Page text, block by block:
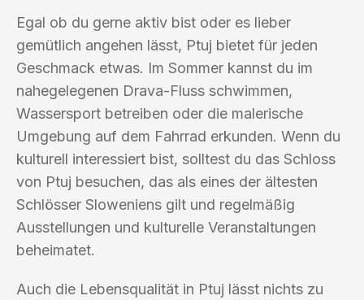
Egal ob du gerne aktiv bist oder es lieber
gemütlich angehen lässt, Ptuj bietet für jeden
Geschmack etwas. Im Sommer kannst du im
nahegelegenen Drava-Fluss schwimmen,
Wassersport betreiben oder die malerische
Umgebung auf dem Fahrrad erkunden. Wenn du
kulturell interessiert bist, solltest du das Schloss
von Ptuj besuchen, das als eines der ältesten
Schlösser Sloweniens gilt und regelmäßig
Ausstellungen und kulturelle Veranstaltungen
beheimatet.
Auch die Lebensqualität in Ptuj lässt nichts zu